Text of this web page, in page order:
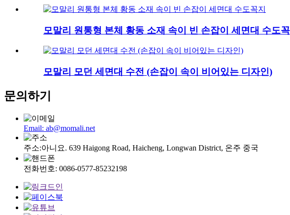
모말리 원통형 본체 황동 소재 속이 빈 손잡이 세면대 수도꼭
모말리 모던 세면대 수전 (손잡이 속이 비어있는 디자인)
문의하기
Email: ab@momali.net
주소:아니요. 639 Haigong Road, Haicheng, Longwan District, 온주 중국
전화번호: 0086-0577-85232198